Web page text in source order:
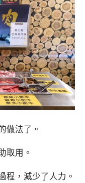
做法了。
取用。
程，減少了人力。